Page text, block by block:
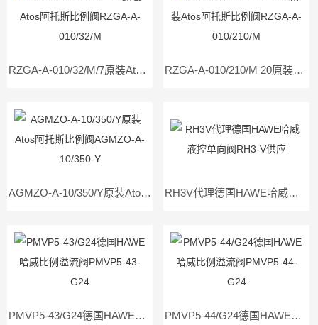
RZGA-A-010/32/M/7原装Atos阿托斯比例阀RZGA-A-010/32/M RZGA-A-010/210/M 20原装Atos阿托斯比例阀RZGA-A-010/210/M
AGMZO-A-10/350/Y原装Atos阿托斯比例阀AGMZO-A-10/350-Y RH3V代理德国HAWE哈威液控单向阀RH3-V供应
PMVP5-43/G24德国HAWE哈威比例溢流阀PMVP5-43-G24 PMVP5-44/G24德国HAWE哈威比例溢流阀PMVP5-44-G24